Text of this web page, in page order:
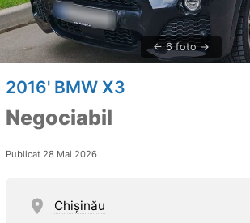
6 foto
2016' BMW X3
Negociabil
Publicat 28 Mai 2026
Chişinău